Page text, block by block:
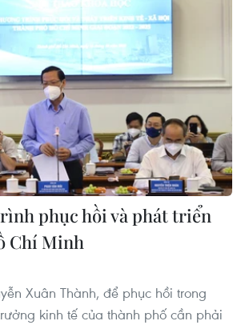
phục hồi và phát triển
Chí Minh
Xuân Thành, để phục hồi trong
kinh tế của thành phố cần phải